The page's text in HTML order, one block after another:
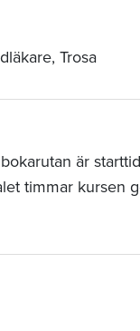
Trosa
är
timmar kursen